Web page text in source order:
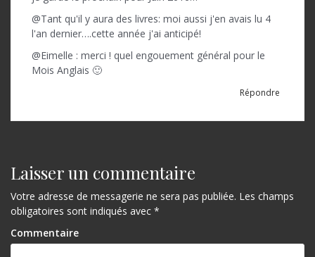
@Tant qu'il y aura des livres: moi aussi j'en avais lu 4
l'an dernier….cette année j'ai anticipé!
@Eimelle : merci ! quel engouement général pour le
Mois Anglais 🙂
Répondre
Laisser un commentaire
Votre adresse de messagerie ne sera pas publiée. Les champs
obligatoires sont indiqués avec *
Commentaire